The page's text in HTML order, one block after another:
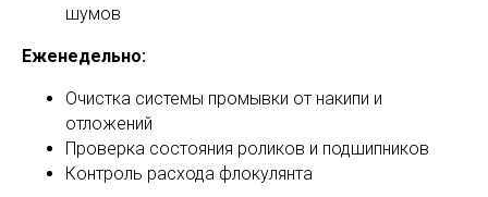
шумов
Еженедельно:
Очистка системы промывки от накипи и
отложений
Проверка состояния роликов и подшипников
Контроль расхода флокулянта